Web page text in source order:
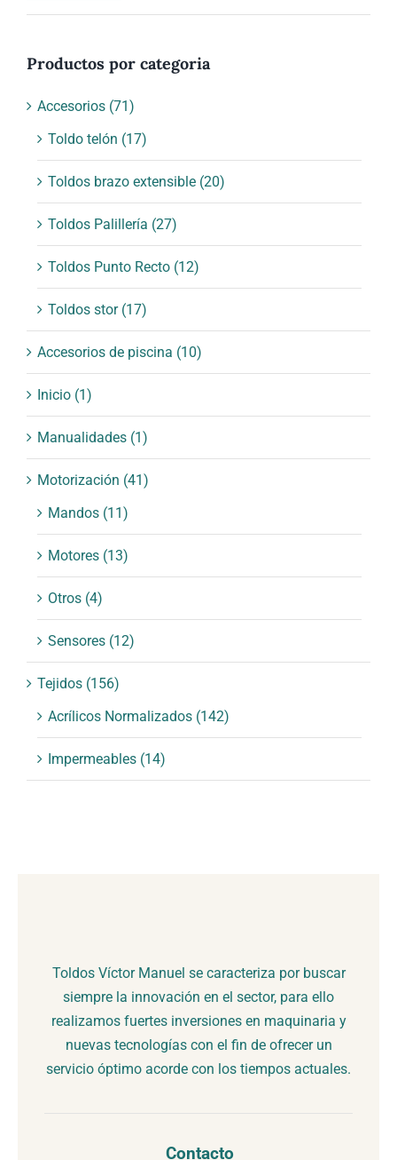
Productos por categoria
Accesorios (71)
Toldo telón (17)
Toldos brazo extensible (20)
Toldos Palillería (27)
Toldos Punto Recto (12)
Toldos stor (17)
Accesorios de piscina (10)
Inicio (1)
Manualidades (1)
Motorización (41)
Mandos (11)
Motores (13)
Otros (4)
Sensores (12)
Tejidos (156)
Acrílicos Normalizados (142)
Impermeables (14)
Toldos Víctor Manuel se caracteriza por buscar
siempre la innovación en el sector, para ello
realizamos fuertes inversiones en maquinaria y
nuevas tecnologías con el fin de ofrecer un
servicio óptimo acorde con los tiempos actuales.
Contacto